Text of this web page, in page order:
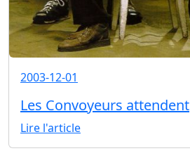
2003-12-01
Les Convoyeurs attendent
Lire l'article